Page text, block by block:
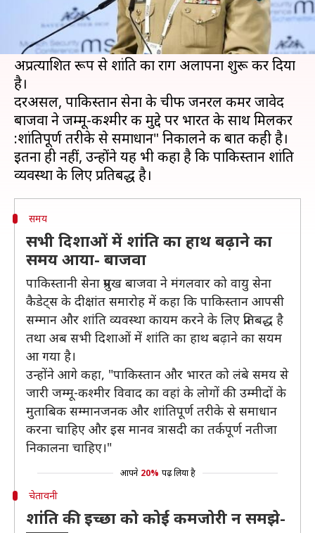
आतंकवाद के खिलाफ भारत की सख्ती को देखते हुए
आतंकवादियों का पनाहगार और सीमापार से लगातार
संघर्ष विराम का उल्लंघन करने वाले देश पाकिस्तान ने अब
अप्रत्याशित रूप से शांति का राग अलापना शुरू कर दिया
है।
दरअसल, पाकिस्तान सेना के चीफ जनरल कमर जावेद
बाजवा ने जम्मू-कश्मीर क मुद्दे पर भारत के साथ मिलकर
:शांतिपूर्ण तरीके से समाधान" निकालने की बात कही है।
इतना ही नहीं, उन्होंने यह भी कहा है कि पाकिस्तान शांति
समय
सभी दिशाओं में शांति का हाथ बढ़ाने का
समय आया- बाजवा
पाकिस्तानी सेना प्रमुख बाजवा ने मंगलवार को वायु सेना
कैडेट्स के दीक्षांत समारोह में कहा कि पाकिस्तान आपसी
सम्मान और शांति व्यवस्था कायम करने के लिए प्रतिबद्ध है
तथा अब सभी दिशाओं में शांति का हाथ बढ़ाने का सयम
आ गया है।
उन्होंने आगे कहा, "पाकिस्तान और भारत को लंबे समय से
जारी जम्मू-कश्मीर विवाद का वहां के लोगों की उम्मीदों के
मुताबिक सम्मानजनक और शांतिपूर्ण तरीके से समाधान
करना चाहिए और इस मानव त्रासदी का तर्कपूर्ण नतीजा
निकालना चाहिए।"
आपने 20% पढ़ लिया है
चेतावनी
शांति की इच्छा को कोई कमजोरी न समझे-